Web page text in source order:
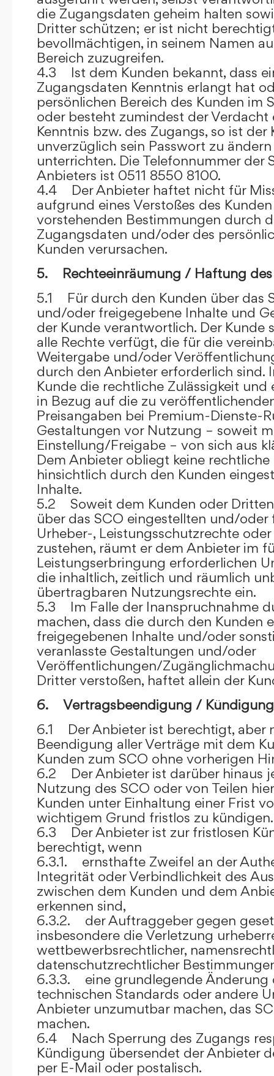
die Zugangsdaten geheim halten
Dritter schützen; er ist nicht
bevollmächtigen, in seinem Namen
Bereich zuzugreifen.
4.3 Ist dem Kunden bekannt, dass
Zugangsdaten Kenntnis erlangt hat
persönlichen Bereich des Kunden im
oder besteht zumindest der Verdacht
Kenntnis bzw. des Zugangs, so ist
unverzüglich sein Passwort zu
unterrichten. Die Telefonnummer der
Anbieters ist 0511 8550 8100.
4.4 Der Anbieter haftet nicht für
aufgrund eines Verstoßes des
vorstehenden Bestimmungen durch
Zugangsdaten und/oder des
Kunden verursachen.
5. Rechteeinräumung / Haftung des
5.1 Für durch den Kunden über das
und/oder freigegebene Inhalte und
der Kunde verantwortlich. Der Kunde
alle Rechte verfügt, die für die
Weitergabe und/oder
durch den Anbieter erforderlich sind.
Kunde die rechtliche Zulässigkeit
in Bezug auf die zu
Preisangaben bei Premium-Dienste-
Gestaltungen vor Nutzung – soweit
Einstellung/Freigabe – von sich aus
Dem Anbieter obliegt keine
hinsichtlich durch den Kunden
Inhalte.
5.2 Soweit dem Kunden oder
über das SCO eingestellten und/
Urheber-, Leistungsschutzrechte
zustehen, räumt er dem Anbieter im
Leistungserbringung erforderlichen
die inhaltlich, zeitlich und räumlich
übertragbaren Nutzungsrechte ein.
5.3 Im Falle der Inanspruchnahme
machen, dass die durch den Kunden
freigegebenen Inhalte und/oder
veranlasste Gestaltungen und/oder
Veröffentlichungen/
Dritter verstoßen, haftet allein der
6. Vertragsbeendigung / Kündigung
6.1 Der Anbieter ist berechtigt, aber
Beendigung aller Verträge mit dem
Kunden zum SCO ohne vorherigen
6.2 Der Anbieter ist darüber hinaus
Nutzung des SCO oder von Teilen
Kunden unter Einhaltung einer Frist
wichtigem Grund fristlos zu kündigen.
6.3 Der Anbieter ist zur fristlosen
berechtigt, wenn
6.3.1. ernsthafte Zweifel an der
Integrität oder Verbindlichkeit des
zwischen dem Kunden und dem
erkennen sind,
6.3.2. der Auftraggeber gegen
insbesondere die Verletzung
wettbewerbsrechtlicher,
datenschutzrechtlicher
6.3.3. eine grundlegende Änderung
technischen Standards oder andere
Anbieter unzumutbar machen, das
machen.
6.4 Nach Sperrung des Zugangs
Kündigung übersendet der Anbieter
per E-Mail oder postalisch.